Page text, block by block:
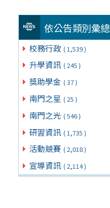
依公告類別彙總
校務行政 ( 1,539 )
升學資訊 ( 245 )
獎助學金 ( 37 )
南門之星 ( 25 )
南門之光 ( 546 )
研習資訊 ( 1,735 )
活動競賽 ( 2,018 )
宣導資訊 ( 2,114 )